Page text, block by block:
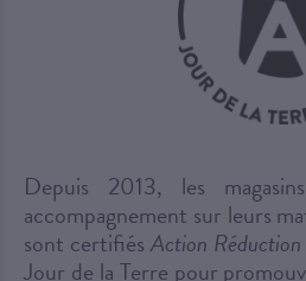
Depuis 2013, les
accompagnement sur leurs
sont certifiés Action Réduction
Jour de la Terre pour